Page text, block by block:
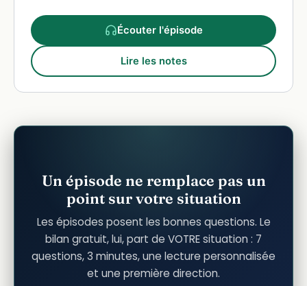
Écouter l'épisode
Lire les notes
Un épisode ne remplace pas un
point sur votre situation
Les épisodes posent les bonnes questions. Le
bilan gratuit, lui, part de VOTRE situation : 7
questions, 3 minutes, une lecture personnalisée
et une première direction.